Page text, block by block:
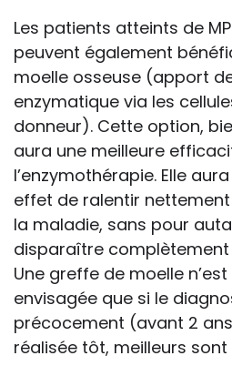
Les patients atteints de
peuvent également
moelle osseuse (apport
enzymatique via les
donneur). Cette option,
aura une meilleure
l’enzymothérapie. Elle
effet de ralentir
la maladie, sans pour
disparaître
Une greffe de moelle
envisagée que si le
précocement (avant 2
réalisée tôt, meilleurs